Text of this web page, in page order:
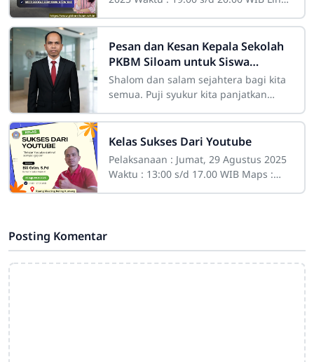
Pesan dan Kesan Kepala Sekolah
PKBM Siloam untuk Siswa
Lulusan Paket A, Paket B serta
Paket C Tahun Pelajaran 2025-
Shalom dan salam sejahtera bagi kita
semua. Puji syukur kita panjatkan
penyertaan dan kasih-Nya sehingga
Kelas Sukses Dari Youtube
Pelaksanaan : Jumat, 29 Agustus 2025
Waktu : 13:00 s/d 17.00 WIB Maps :
Posting Komentar